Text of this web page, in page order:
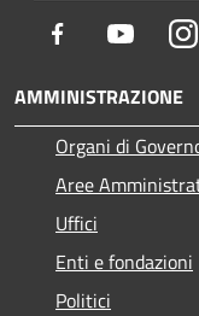
Facebook Youtube
AMMINISTRAZIONE
Organi di
Aree
Uffici
Enti e fondazioni
Politici